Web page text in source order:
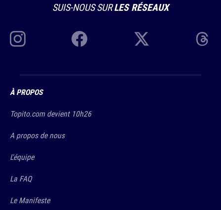
SUIS-NOUS SURLES RÉSEAUX
À PROPOS
Topito.com devient 10h26
A propos de nous
L'équipe
La FAQ
Le Manifeste